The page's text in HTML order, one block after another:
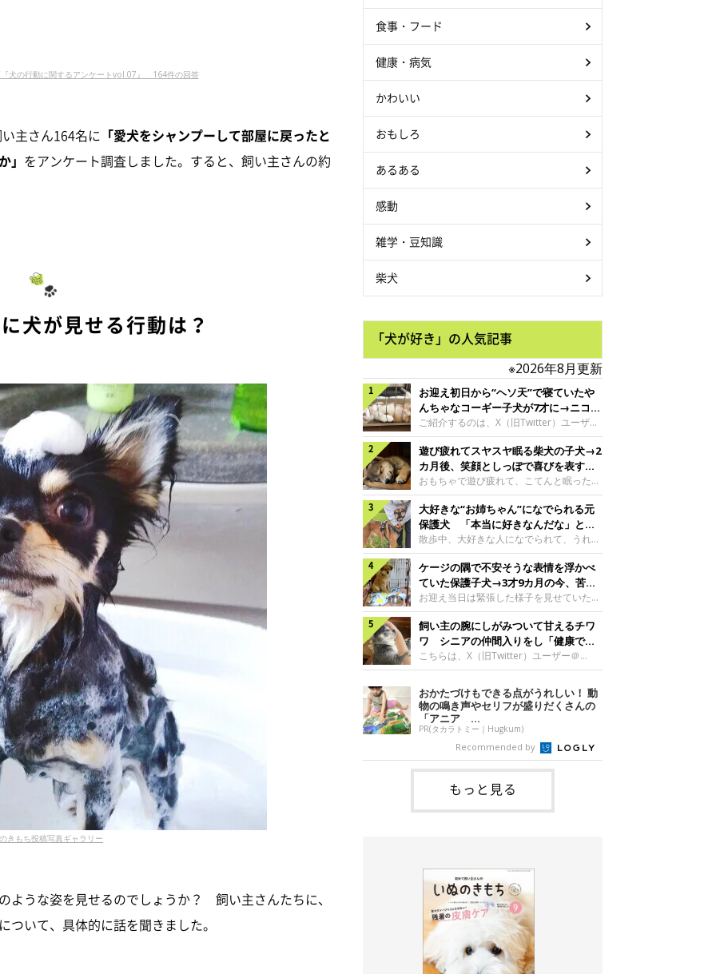
犬の行動に関するアンケートvol.07』 164件の回答
主さん164名に 「愛犬をシャンプーして部屋に戻ったと
」 をアンケート調査しました。すると、飼い主さんの約
犬が見せる行動は？
きもち投稿写真ギャラリー
ような姿を見せるのでしょうか？ 飼い主さんたちに、
ついて、具体的に話を聞きました。
食事・フード
健康・病気
かわいい
おもしろ
あるある
感動
雑学・豆知識
柴犬
「犬が好き」の人気記事
※2026年8月更新
お迎え初日から“ヘソ天”で寝ていたや
んちゃなコーギー子犬が7才に→ニコニ
コ“コーギースマイル”が魅力のコに成
長！
ご紹介するのは、X（旧Twitter）ユーザー
＠Kus1oKg2vsgdWS2さんの愛犬でウェル
シュ・コーギー・ペンブロークの神楽ちゃ
ん。今年の8月で7才になるという神楽ちゃ
んですが、いったいどんな子犬時代を過ご
したのでしょうか。今回は、神楽ちゃんの
成長を飼い主さんと振り返ります！神楽ち
ゃんの成長について聞いた！お迎えから数
日後の神楽ちゃん（撮影時生後2カ月）＠
Kus1oKg2vsgdWS2――お迎え当初の神楽
ちゃんの様子について教えてください。飼
い主さん： 「お迎え当日から“ヘソ天”で寝
るようなコでし
遊び疲れてスヤスヤ眠る柴犬の子犬→2
カ月後、笑顔としっぽで喜びを表すコ
に成長！
おもちゃで遊び疲れて、こてんと眠った子
犬。あれから2カ月、表情や行動にさまざ
まな変化が見られるようになりました。遊
び疲れて眠る生後2カ月のなっちゃん遊び
疲れた様子のなっちゃん。@Pkndg_紹介
するのは、X（旧Twitter）ユーザー
@Pkndg_さんの愛犬・なっちゃん（取材
時、生後4カ月／柴犬）。こちらの写真
は、なっちゃんが生後2カ月のころに撮影
された一枚です。この日、なっちゃんは家
族と一緒におもちゃで遊んでいました。た
くさん遊んで疲れたのか、その後は眠り始
めたそうです。眠るなっちゃん。
@Pkndg_
大好きな“お姉ちゃん”になでられる元
保護犬 「本当に好きなんだな」と感
じる表情にほっこり
散歩中、大好きな人になでられて、うれし
そうな表情を見せる元保護犬。甘えるよう
な姿に、見ているこちらまでほっこりしま
す。大好きな“お姉ちゃん”に甘える小次郎
くん妹さんになでてもらい、うれしそうな
表情を見せる小次郎くん（2026年6月撮
影）。@mika_Jimmy紹介するのは、X（旧
Twitter）ユーザー@mika_Jimmyさんの愛
犬・小次郎くん（撮影時5才）。こちら
は、飼い主さんの妹さんと一緒に散歩をし
日、飼い主さんは実家から自宅へ帰る途
中、妹さんと公園で待ち合わせ
ケージの隅で不安そうな表情を浮かべ
ていた保護子犬→3才9カ月の今、苦手
を克服し頼もしいコに成長！
お迎え当日は緊張した様子を見せていた元
野犬の保護子犬。あれから約3年半、苦手
だったことを一つひとつ克服し、家族に寄
り添う姿を見せています。お迎え当日、ケ
ージの隅で不安そうにお迎え当日のシルビ
アちゃん。@nemonemotos今回紹介する
のは、X（旧Twitter）ユーザー
@nemonemotosさんの愛犬・シルビアち
ゃん（撮影当時、生後推定2カ月）。飼い
主さんが「#最初に撮った一枚」として投
稿した写真には、ケージの隅で不安そうな
表情を浮かべるシルビアちゃんの姿が写っ
ていました。こちらは、保護犬だったシル
飼い主の腕にしがみついて甘えるチワ
ワ シニアの仲間入りをし「健康で穏
やかな暮らしが続いてほしい」と願う
こちらは、X（旧Twitter）ユーザー＠
kotubusuke617さんが投稿した写真。写
っているのは、愛犬でチワワのつぶしゃん
（本名：こつぶちゃん）です。飼い主さん
の腕にしがみつくつぶしゃん（撮影時6
才）＠kotubusuke617撮影当時の状況に
ついて伺うと、飼い主さんはこう教えてく
れました。飼い主さん： 「ある休日のこ
とです。私がソファに座った途端にひざの
上にのってきたので、そのままなでながら
テレビを見ていたのですが、微動だにしな
いので気になって見てみると、腕にしがみ
おかたづけもできる点がうれしい！ 動
物の鳴き声やセリフが盛りだくさんの
「アニア ...
PR(タカラトミー｜Hugkum)
Recommended by
もっと見る